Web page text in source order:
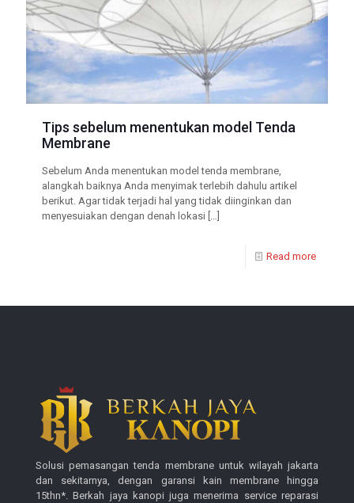
Tips sebelum menentukan model Tenda
Membrane
Sebelum Anda menentukan model tenda membrane,
alangkah baiknya Anda menyimak terlebih dahulu artikel
berikut. Agar tidak terjadi hal yang tidak diinginkan dan
menyesuiakan dengan denah lokasi
Read more
Solusi pemasangan tenda membrane untuk wilayah jakarta
dan sekitarnya, dengan garansi kain membrane hingga
15thn*. Berkah jaya kanopi juga menerima service reparasi